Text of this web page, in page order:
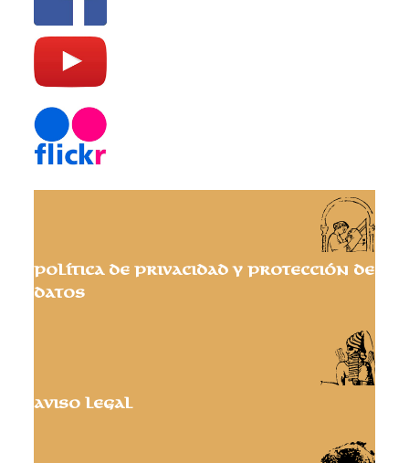
Política de privacidad y protección de
datos
Aviso Legal